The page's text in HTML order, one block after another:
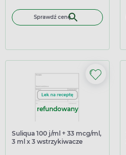
Sprawdź cenę
refundowany
Suliqua 100 j/ml + 33 mcg/ml,
3 ml x 3 wstrzykiwacze